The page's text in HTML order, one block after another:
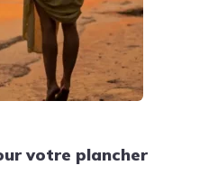
votre plancher